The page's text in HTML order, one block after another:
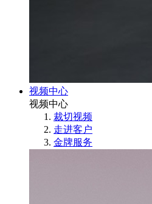
视频中心
视频中心
裁切视频
走进客户
金牌服务